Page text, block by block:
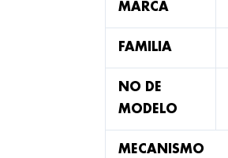
MARCA
FAMILIA
NO DE
MODELO
MECANISMO